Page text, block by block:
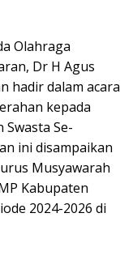
Olahraga
Dr H Agus
hadir dalam acara
kepada
Se-
ini disampaikan
Musyawarah
Kabupaten
2024-2026 di